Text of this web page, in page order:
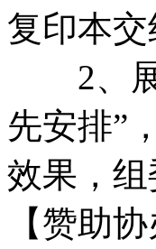
复印本
2、展
先安排”
效果，
【赞助协